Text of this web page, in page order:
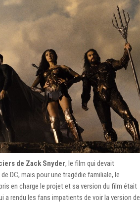
de Zack Snyder, le film qui devait
DC, mais pour une tragédie familiale, le
en charge le projet et sa version du film était
a rendu les fans impatients de voir la version de